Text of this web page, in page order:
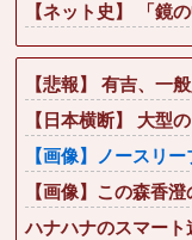
【ネット史】 「鏡
【悲報】 有吉、一
【日本横断】 大型
【画像】ノースリ
【画像】この森香
ハナハナのスマート